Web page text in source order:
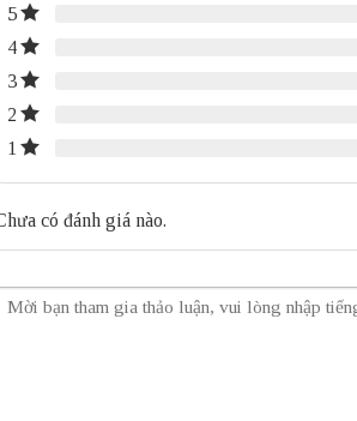
5
4
3
2
1
có đánh giá nào.